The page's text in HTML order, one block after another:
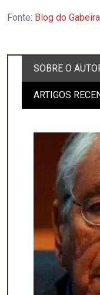
Fonte: Blog do Gabeira
SOBRE O
ARTIGOS